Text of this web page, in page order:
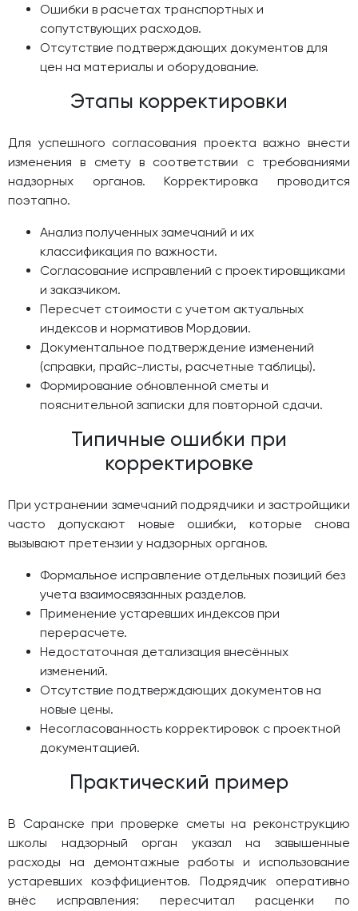
Ошибки в расчетах транспортных и
сопутствующих расходов.
Отсутствие подтверждающих документов для
цен на материалы и оборудование.
Этапы корректировки
Для успешного согласования проекта важно внести
изменения в смету в соответствии с требованиями
надзорных органов. Корректировка проводится
поэтапно.
Анализ полученных замечаний и их
классификация по важности.
Согласование исправлений с проектировщиками
и заказчиком.
Пересчет стоимости с учетом актуальных
индексов и нормативов Мордовии.
Документальное подтверждение изменений
(справки, прайс-листы, расчетные таблицы).
Формирование обновленной сметы и
пояснительной записки для повторной сдачи.
Типичные ошибки при
корректировке
При устранении замечаний подрядчики и застройщики
часто допускают новые ошибки, которые снова
вызывают претензии у надзорных органов.
Формальное исправление отдельных позиций без
учета взаимосвязанных разделов.
Применение устаревших индексов при
перерасчете.
Недостаточная детализация внесённых
изменений.
Отсутствие подтверждающих документов на
новые цены.
Несогласованность корректировок с проектной
документацией.
Практический пример
В Саранске при проверке сметы на реконструкцию
школы надзорный орган указал на завышенные
расходы на демонтажные работы и использование
устаревших коэффициентов. Подрядчик оперативно
внёс исправления: пересчитал расценки по